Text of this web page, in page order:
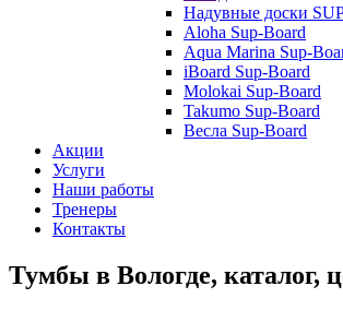
Надувные доски
Aloha Sup-Board
Aqua Marina Sup-
iBoard Sup-Board
Molokai Sup-Board
Takumo Sup-Board
Весла Sup-Board
Акции
Услуги
Наши работы
Тренеры
Контакты
Тумбы в Вологде, каталог,